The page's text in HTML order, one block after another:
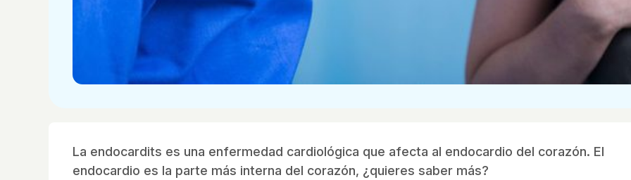
La endocardits es una enfermedad cardiológica que afecta al endocardio del corazón. El
endocardio es la parte más interna del corazón, ¿quieres saber más?